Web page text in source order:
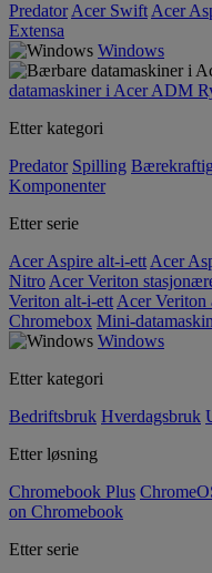
Predator Acer Swift Acer
Extensa
Windows
datamaskiner i Acer ADM
Etter kategori
Predator Spilling
Komponenter
Etter serie
Acer Aspire alt-i-ett Acer
Nitro Acer Veriton
Veriton alt-i-ett Acer Veriton
Chromebox Mini-
Windows
Etter kategori
Bedriftsbruk Hverdagsbruk
Etter løsning
Chromebook Plus
on Chromebook
Etter serie